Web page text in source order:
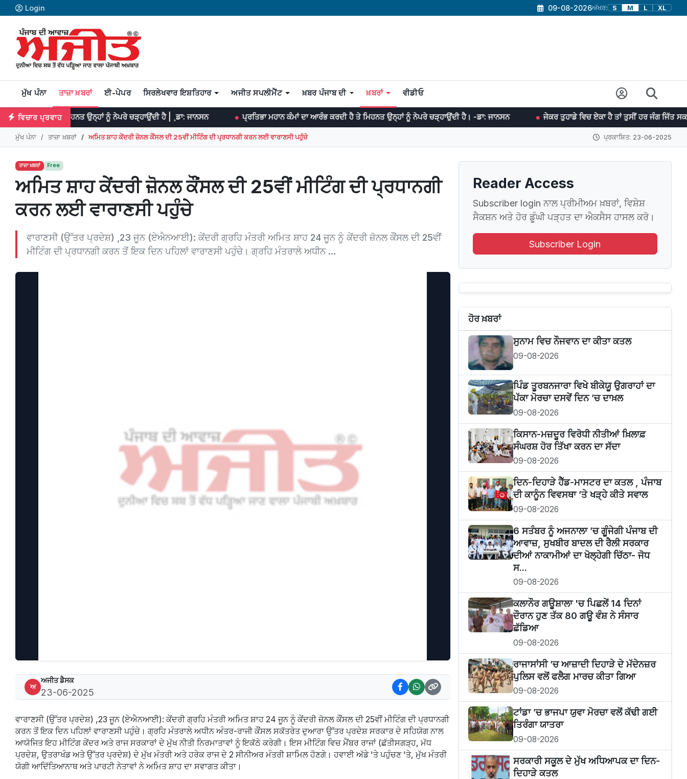
Login 09-08-2026ਅੱਖਰ: S M L XL
ਮੁੱਖ ਪੰਨਾ ਤਾਜ਼ਾ ਖ਼ਬਰਾਂ ਈ-ਪੇਪਰ ਸਿਰਲੇਖਵਾਰ ਇਸ਼ਤਿਹਾਰ ਅਜੀਤ ਸਪਲੀਮੈਂਟ ਖ਼ਬਰ ਪੰਜਾਬ ਦੀ ਖ਼ਬਰਾਂ ਵੀਡੀਓ
ਵਿਚਾਰ ਪ੍ਰਵਾਹ
ਤੇ ਮਿਹਨਤ ਉਨ੍ਹਾਂ ਨੂੰ ਨੇਪਰੇ ਚੜ੍ਹਾਉਂਦੀ ਹੈ | ¸ਡਾ: ਜਾਨਸਨ ਪ੍ਰਤਿਭਾ ਮਹਾਨ ਕੰਮਾਂ ਦਾ ਆਰੰਭ ਕਰਦੀ ਹੈ ਤੇ ਮਿਹਨਤ ਉਨ੍ਹਾਂ ਨੂੰ ਨੇਪਰੇ ਚੜ੍ਹਾਉਂਦੀ ਹੈ। -ਡਾ: ਜਾਨਸਨ ਜੇਕਰ ਤੁਹਾਡੇ ਵਿਚ ਏਕਾ ਹੈ ਤਾਂ ਤੁਸੀਂ ਹਰ ਜੰਗ ਜਿੱਤ ਸਕਦੇ ਹੋ। -ਡਾ:
ਮੁੱਖ ਪੰਨਾ ਤਾਜ਼ਾ ਖ਼ਬਰਾਂ ਅਮਿਤ ਸ਼ਾਹ ਕੇਂਦਰੀ ਜ਼ੋਨਲ ਕੌਂਸਲ ਦੀ 25ਵੀਂ ਮੀਟਿੰਗ ਦੀ ਪ੍ਰਧਾਨਗੀ ਕਰਨ ਲਈ ਵਾਰਾਣਸੀ ਪਹੁੰਚੇ ਪ੍ਰਕਾਸ਼ਿਤ: 23-06-2025
ਤਾਜ਼ਾ ਖ਼ਬਰਾਂ Free
ਅਮਿਤ ਸ਼ਾਹ ਕੇਂਦਰੀ ਜ਼ੋਨਲ ਕੌਂਸਲ ਦੀ 25ਵੀਂ ਮੀਟਿੰਗ ਦੀ ਪ੍ਰਧਾਨਗੀ
ਕਰਨ ਲਈ ਵਾਰਾਣਸੀ ਪਹੁੰਚੇ
ਵਾਰਾਣਸੀ (ਉੱਤਰ ਪ੍ਰਦੇਸ਼) ,23 ਜੂਨ (ਏਐਨਆਈ): ਕੇਂਦਰੀ ਗ੍ਰਹਿ ਮੰਤਰੀ ਅਮਿਤ ਸ਼ਾਹ 24 ਜੂਨ ਨੂੰ ਕੇਂਦਰੀ ਜ਼ੋਨਲ ਕੌਂਸਲ ਦੀ 25ਵੀਂ
ਮੀਟਿੰਗ ਦੀ ਪ੍ਰਧਾਨਗੀ ਕਰਨ ਤੋਂ ਇਕ ਦਿਨ ਪਹਿਲਾਂ ਵਾਰਾਣਸੀ ਪਹੁੰਚੇ। ਗ੍ਰਹਿ ਮੰਤਰਾਲੇ ਅਧੀਨ ...
ਅ
ਅਜੀਤ ਡੈਸਕ
23-06-2025
ਵਾਰਾਣਸੀ (ਉੱਤਰ ਪ੍ਰਦੇਸ਼) ,23 ਜੂਨ (ਏਐਨਆਈ): ਕੇਂਦਰੀ ਗ੍ਰਹਿ ਮੰਤਰੀ ਅਮਿਤ ਸ਼ਾਹ 24 ਜੂਨ ਨੂੰ ਕੇਂਦਰੀ ਜ਼ੋਨਲ ਕੌਂਸਲ ਦੀ 25ਵੀਂ ਮੀਟਿੰਗ ਦੀ ਪ੍ਰਧਾਨਗੀ
ਕਰਨ ਤੋਂ ਇਕ ਦਿਨ ਪਹਿਲਾਂ ਵਾਰਾਣਸੀ ਪਹੁੰਚੇ। ਗ੍ਰਹਿ ਮੰਤਰਾਲੇ ਅਧੀਨ ਅੰਤਰ-ਰਾਜੀ ਕੌਂਸਲ ਸਕੱਤਰੇਤ ਦੁਆਰਾ ਉੱਤਰ ਪ੍ਰਦੇਸ਼ ਸਰਕਾਰ ਦੇ ਸਹਿਯੋਗ ਨਾਲ
ਆਯੋਜਿਤ ਇਹ ਮੀਟਿੰਗ ਕੇਂਦਰ ਅਤੇ ਰਾਜ ਸਰਕਾਰਾਂ ਦੇ ਮੁੱਖ ਨੀਤੀ ਨਿਰਮਾਤਾਵਾਂ ਨੂੰ ਇਕੱਠੇ ਕਰੇਗੀ। ਇਸ ਮੀਟਿੰਗ ਵਿਚ ਮੈਂਬਰ ਰਾਜਾਂ (ਛੱਤੀਸਗੜ੍ਹ, ਮੱਧ
ਪ੍ਰਦੇਸ਼, ਉਤਰਾਖੰਡ ਅਤੇ ਉੱਤਰ ਪ੍ਰਦੇਸ਼) ਦੇ ਮੁੱਖ ਮੰਤਰੀ ਅਤੇ ਹਰੇਕ ਰਾਜ ਦੇ 2 ਸੀਨੀਅਰ ਮੰਤਰੀ ਸ਼ਾਮਿਲ ਹੋਣਗੇ। ਹਵਾਈ ਅੱਡੇ 'ਤੇ ਪਹੁੰਚਣ 'ਤੇ, ਮੁੱਖ ਮੰਤਰੀ
ਯੋਗੀ ਆਦਿੱਤਿਆਨਾਥ ਅਤੇ ਪਾਰਟੀ ਨੇਤਾਵਾਂ ਨੇ ਅਮਿਤ ਸ਼ਾਹ ਦਾ ਸਵਾਗਤ ਕੀਤਾ।
Reader Access
Subscriber login ਨਾਲ ਪ੍ਰੀਮੀਅਮ ਖ਼ਬਰਾਂ, ਵਿਸ਼ੇਸ਼
ਸੈਕਸ਼ਨ ਅਤੇ ਹੋਰ ਡੂੰਘੀ ਪੜ੍ਹਤ ਦਾ ਐਕਸੈਸ ਹਾਸਲ ਕਰੋ।
Subscriber Login
ਹੋਰ ਖ਼ਬਰਾਂ
ਸੁਨਾਮ ਵਿਚ ਨੌਜਵਾਨ ਦਾ ਕੀਤਾ ਕਤਲ
09-08-2026
ਪਿੰਡ ਤੂਰਬਨਜਾਰਾ ਵਿਖੇ ਬੀਕੇਯੂ ਉਗਰਾਹਾਂ ਦਾ
ਪੱਕਾ ਮੋਰਚਾ ਦਸਵੇਂ ਦਿਨ ’ਚ ਦਾਖ਼ਲ
09-08-2026
ਕਿਸਾਨ-ਮਜ਼ਦੂਰ ਵਿਰੋਧੀ ਨੀਤੀਆਂ ਖ਼ਿਲਾਫ਼
ਸੰਘਰਸ਼ ਹੋਰ ਤਿੱਖਾ ਕਰਨ ਦਾ ਸੱਦਾ
09-08-2026
ਦਿਨ-ਦਿਹਾੜੇ ਹੈੱਡ-ਮਾਸਟਰ ਦਾ ਕਤਲ , ਪੰਜਾਬ
ਦੀ ਕਾਨੂੰਨ ਵਿਵਸਥਾ ’ਤੇ ਖੜ੍ਹੇ ਕੀਤੇ ਸਵਾਲ
09-08-2026
6 ਸਤੰਬਰ ਨੂੰ ਅਜਨਾਲਾ ’ਚ ਗੂੰਜੇਗੀ ਪੰਜਾਬ ਦੀ
ਆਵਾਜ਼, ਸੁਖਬੀਰ ਬਾਦਲ ਦੀ ਰੈਲੀ ਸਰਕਾਰ
ਦੀਆਂ ਨਾਕਾਮੀਆਂ ਦਾ ਖੋਲ੍ਹੇਗੀ ਚਿੱਠਾ- ਜੋਧ
ਸ...
09-08-2026
ਕਲਾਨੌਰ ਗਊਸ਼ਾਲਾ 'ਚ ਪਿਛਲੇਂ 14 ਦਿਨਾਂ
ਦੌਰਾਨ ਹੁਣ ਤੱਕ 80 ਗਊ ਵੰਸ਼ ਨੇ ਸੰਸਾਰ
ਛੱਡਿਆ
09-08-2026
ਰਾਜਾਸਾਂਸੀ ’ਚ ਆਜ਼ਾਦੀ ਦਿਹਾੜੇ ਦੇ ਮੱਦੇਨਜ਼ਰ
ਪੁਲਿਸ ਵਲੋਂ ਫਲੈਗ ਮਾਰਚ ਕੀਤਾ ਗਿਆ
09-08-2026
ਟਾਂਡਾ ’ਚ ਭਾਜਪਾ ਯੁਵਾ ਮੋਰਚਾ ਵਲੋਂ ਕੱਢੀ ਗਈ
ਤਿਰੰਗਾ ਯਾਤਰਾ
09-08-2026
ਸਰਕਾਰੀ ਸਕੂਲ ਦੇ ਮੁੱਖ ਅਧਿਆਪਕ ਦਾ ਦਿਨ-
ਦਿਹਾੜੇ ਕਤਲ